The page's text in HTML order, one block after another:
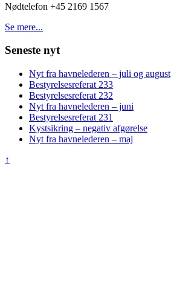
Nødtelefon +45 2169 1567
Se mere...
Seneste nyt
Nyt fra havnelederen – juli og august
Bestyrelsesreferat 233
Bestyrelsesreferat 232
Nyt fra havnelederen – juni
Bestyrelsesreferat 231
Kystsikring – negativ afgørelse
Nyt fra havnelederen – maj
↑